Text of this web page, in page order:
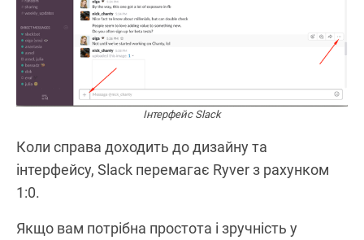
Інтерфейс Slack
Коли справа доходить до дизайну та
інтерфейсу, Slack перемагає Ryver з рахунком
1:0.
Якщо вам потрібна простота і зручність у